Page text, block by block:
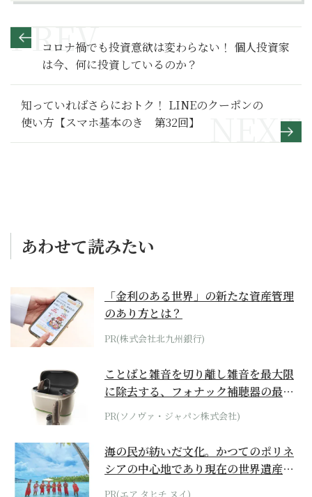
コロナ禍でも投資意欲は変わらない！ 個人投資家
は今、何に投資しているのか？
知っていればさらにおトク！ LINEのクーポンの
使い方【スマホ基本のき 第32回】
あわせて読みたい
「金利のある世界」の新たな資産管理
のあり方とは？
PR(株式会社北九州銀行)
ことばと雑音を切り離し雑音を最大限
に除去する、フォナック補聴器の最上
位モデル
PR(ソノヴァ・ジャパン株式会社)
海の民が紡いだ文化。かつてのポリネ
シアの中心地であり現在の世界遺産か
らみえてくる...
PR(エア タヒチ ヌイ)